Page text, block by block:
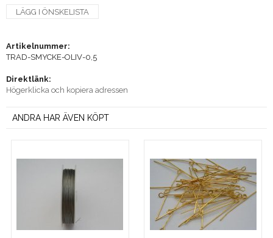
LÄGG I ÖNSKELISTA
Artikelnummer:
TRAD-SMYCKE-OLIV-0,5
Direktlänk:
Högerklicka och kopiera adressen
ANDRA HAR ÄVEN KÖPT